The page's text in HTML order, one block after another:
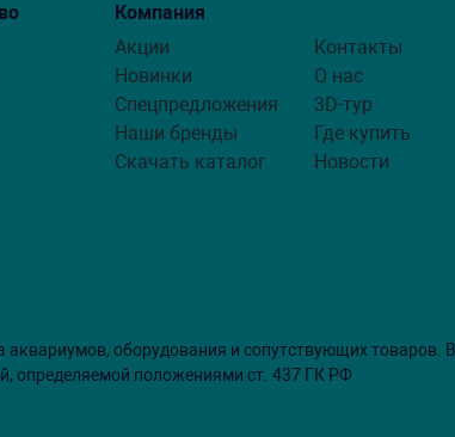
Компания
Акции
Новинки
Спецпредложения
Наши бренды
Скачать каталог
Контакты
О нас
3D-тур
Где купить
Новости
оборудования и сопутствующих
определяемой положениями ст. 437 ГК РФ